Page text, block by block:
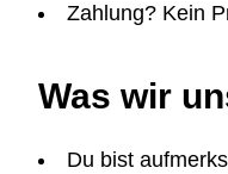
Zahlung? Kein
Was wir
Du bist